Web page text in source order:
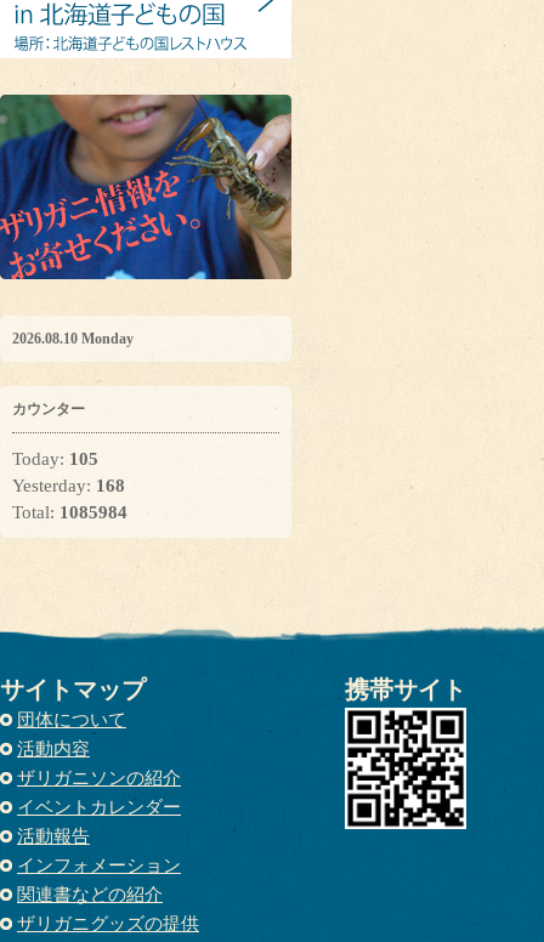
2026.08.10 Monday
カウンター
Today: 105
Yesterday: 168
Total: 1085984
サイトマップ
団体について
活動内容
ザリガニソンの紹介
イベントカレンダー
活動報告
インフォメーション
関連書などの紹介
ザリガニグッズの提供
携帯サイト